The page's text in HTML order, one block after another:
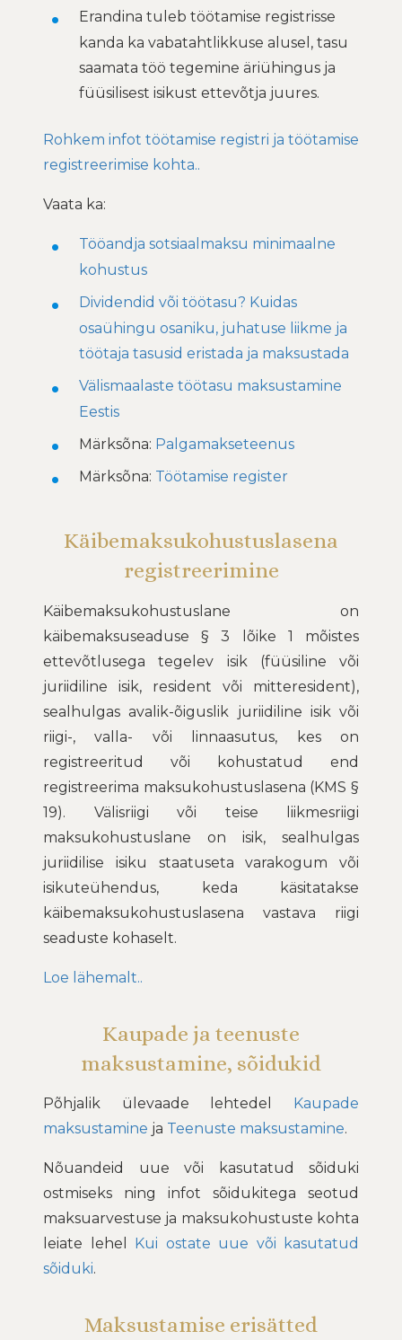
Erandina tuleb töötamise registrisse
kanda ka vabatahtlikkuse alusel, tasu
saamata töö tegemine äriühingus ja
füüsilisest isikust ettevõtja juures.
Rohkem infot töötamise registri ja töötamise
registreerimise kohta..
Vaata ka:
Tööandja sotsiaalmaksu minimaalne
kohustus
Dividendid või töötasu? Kuidas
osaühingu osaniku, juhatuse liikme ja
töötaja tasusid eristada ja maksustada
Välismaalaste töötasu maksustamine
Eestis
Märksõna: Palgamakseteenus
Märksõna: Töötamise register
Käibemaksukohustuslasena
registreerimine
Käibemaksukohustuslane on
käibemaksuseaduse § 3 lõike 1 mõistes
ettevõtlusega tegelev isik (füüsiline või
juriidiline isik, resident või mitteresident),
sealhulgas avalik-õiguslik juriidiline isik või
riigi-, valla- või linnaasutus, kes on
registreeritud või kohustatud end
registreerima maksukohustuslasena (KMS §
19). Välisriigi või teise liikmesriigi
maksukohustuslane on isik, sealhulgas
juriidilise isiku staatuseta varakogum või
isikuteühendus, keda käsitatakse
käibemaksukohustuslasena vastava riigi
seaduste kohaselt.
Loe lähemalt..
Kaupade ja teenuste
maksustamine, sõidukid
Põhjalik ülevaade lehtedel Kaupade
maksustamine ja Teenuste maksustamine.
Nõuandeid uue või kasutatud sõiduki
ostmiseks ning infot sõidukitega seotud
maksuarvestuse ja maksukohustuste kohta
leiate lehel Kui ostate uue või kasutatud
sõiduki.
Maksustamise erisätted